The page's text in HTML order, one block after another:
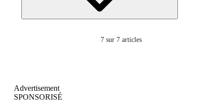
7 sur 7 articles
Advertisement
SPONSORISÉ